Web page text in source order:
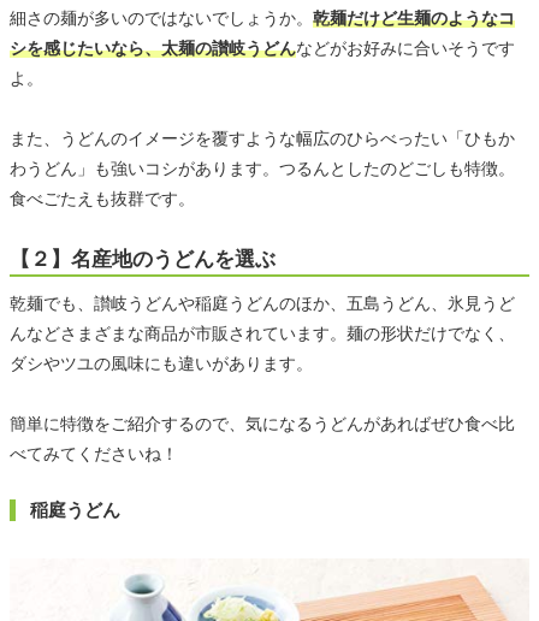
細さの麺が多いのではないでしょうか。 乾麺だけど生麺のようなコ
シを感じたいなら、太麺の讃岐うどんなどがお好みに合いそうです
よ。
また、うどんのイメージを覆すような幅広のひらべったい「ひもか
わうどん」も強いコシがあります。つるんとしたのどごしも特徴。
食べごたえも抜群です。
【２】名産地のうどんを選ぶ
乾麺でも、讃岐うどんや稲庭うどんのほか、五島うどん、氷見うど
んなどさまざまな商品が市販されています。麺の形状だけでなく、
ダシやツユの風味にも違いがあります。
簡単に特徴をご紹介するので、気になるうどんがあればぜひ食べ比
べてみてくださいね！
稲庭うどん